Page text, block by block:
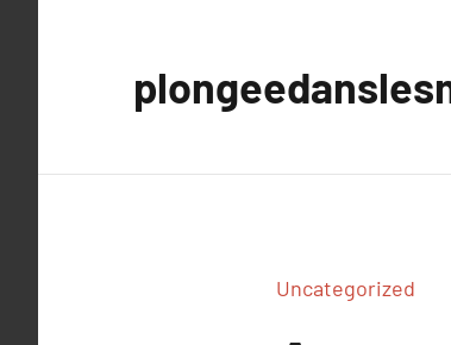
Uncategorized